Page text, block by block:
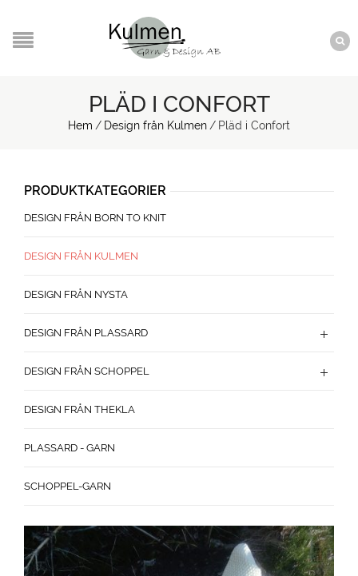
PLÄD I CONFORT
Hem / Design från Kulmen / Pläd i Confort
PRODUKTKATEGORIER
DESIGN FRÅN BORN TO KNIT
DESIGN FRÅN KULMEN
DESIGN FRÅN NYSTA
DESIGN FRÅN PLASSARD
DESIGN FRÅN SCHOPPEL
DESIGN FRÅN THEKLA
PLASSARD - GARN
SCHOPPEL-GARN